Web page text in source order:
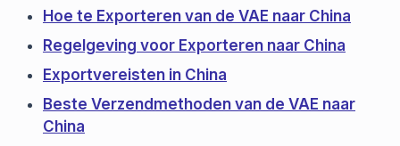
Hoe te Exporteren van de VAE naar China
Regelgeving voor Exporteren naar China
Exportvereisten in China
Beste Verzendmethoden van de VAE naar
China